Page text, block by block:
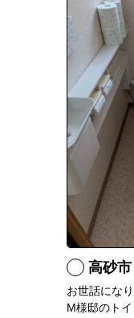
高砂
お世話にな
M様邸のト